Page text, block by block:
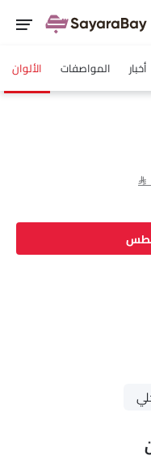
أخبار المواصفات الألوان